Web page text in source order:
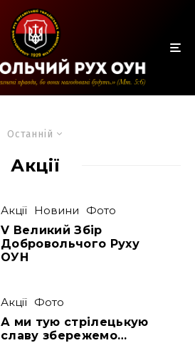
Останній
Акції
Акції Новини
Фото
V Великий Збір
Добровольчого Руху
ОУН
Акції Фото
А ми тую стрілецькую
славу збережемо…